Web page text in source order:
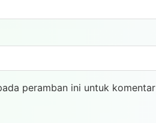
peramban ini untuk